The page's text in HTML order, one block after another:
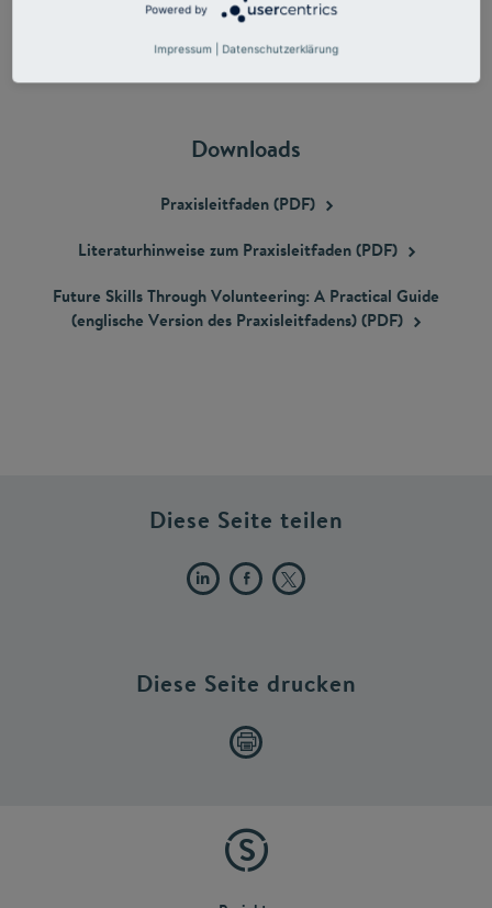
Downloads
Praxisleitfaden(PDF)
Literaturhinweise zum Praxisleitfaden(PDF)
Future Skills Through Volunteering: A Practical Guide
(englische Version des Praxisleitfadens)(PDF)
Diese Seite teilen
Diese Seite drucken
Powered by
Impressum Datenschutzerklärung